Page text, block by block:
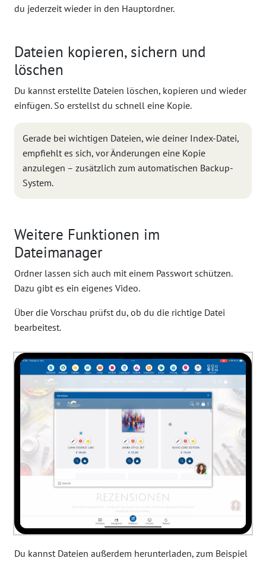
du jederzeit wieder in den Hauptordner.
Dateien kopieren, sichern und
löschen
Du kannst erstellte Dateien löschen, kopieren und wieder
einfügen. So erstellst du schnell eine Kopie.
Gerade bei wichtigen Dateien, wie deiner Index-Datei,
empfiehlt es sich, vor Änderungen eine Kopie
anzulegen – zusätzlich zum automatischen Backup-
System.
Weitere Funktionen im
Dateimanager
Ordner lassen sich auch mit einem Passwort schützen.
Dazu gibt es ein eigenes Video.
Über die Vorschau prüfst du, ob du die richtige Datei
bearbeitest.
Du kannst Dateien außerdem herunterladen, zum Beispiel